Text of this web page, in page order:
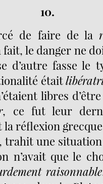
10.
de faire de la
fait, le danger ne
d’autre fasse le
était
libres
, ce fut leur
réflexion
trahit une
n’avait que le
raisonnable